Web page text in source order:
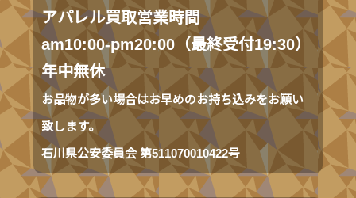
アパレル買取営業時間
am10:00-pm20:00（最終受付19:30）
年中無休
お品物が多い場合はお早めのお持ち込みをお願い
致します。
石川県公安委員会 第511070010422号